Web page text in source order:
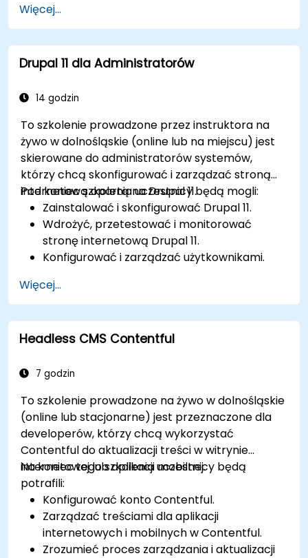
celu poprawy pozycji w wyszukiwarkach.
Zarządzać rolami i uprawnieniami
użytkowników w celu współpracy w ramach
CMS.
multimedialne (obrazy, filmy itp.) w
Rozwiązywać podstawowe problemy z CMS i
rozumieć praktyki bezpieczeństwa CMS.
Wykorzystywać narzędzia analityczne do
pomiaru skuteczności treści.
Więcej...
Drupal 11 dla Administratorów
14 godzin
To szkolenie prowadzone przez instruktora na
żywo w dolnośląskie (online lub na miejscu) jest
skierowane do administratorów systemów,
którzy chcą skonfigurować i zarządzać stroną
internetową opartą na Drupal 11.
Pod koniec szkolenia uczestnicy będą mogli:
Zainstalować i skonfigurować Drupal 11.
Wdrożyć, przetestować i monitorować
stronę internetową Drupal 11.
Konfigurować i zarządzać użytkownikami.
Optymalizować wydajność strony
internetowej Drupal 11.
Wykonywać zaplanowane kopie zapasowe.
Wdrażać wiele wersji strony internetowej
Więcej...
Headless CMS Contentful
7 godzin
To szkolenie prowadzone na żywo w dolnośląskie
(online lub stacjonarne) jest przeznaczone dla
developerów, którzy chcą wykorzystać
Contentful do aktualizacji treści w witrynie
internetowej lub aplikacji mobilnej.
Na koniec tego szkolenia uczestnicy będą
potrafili:
Konfigurować konto Contentful.
Zarządzać treściami dla aplikacji
internetowych i mobilnych w Contentful.
Zrozumieć proces zarządzania i aktualizacji